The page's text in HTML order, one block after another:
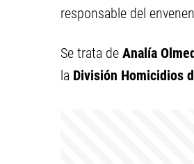
responsable del
Se trata de Analía
la División Homicidios